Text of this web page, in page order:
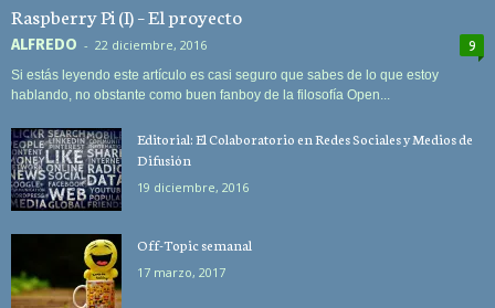
Raspberry Pi (I) – El proyecto
ALFREDO - 22 diciembre, 2016 9
Si estás leyendo este artículo es casi seguro que sabes de lo que estoy
hablando, no obstante como buen fanboy de la filosofía Open...
Editorial: El Colaboratorio en Redes Sociales y Medios de
Difusión
19 diciembre, 2016
Off-Topic semanal
17 marzo, 2017